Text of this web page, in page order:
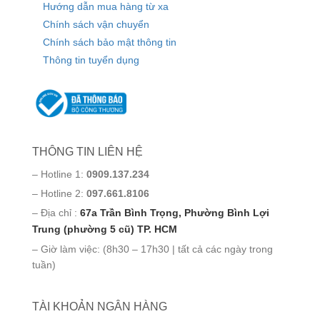
Hướng dẫn mua hàng từ xa
Chính sách vận chuyển
Chính sách bảo mật thông tin
Thông tin tuyển dụng
THÔNG TIN LIÊN HỆ
– Hotline 1: 0909.137.234
– Hotline 2: 097.661.8106
– Địa chỉ : 67a Trần Bình Trọng, Phường Bình Lợi
Trung (phường 5 cũ) TP. HCM
– Giờ làm việc: (8h30 – 17h30 | tất cả các ngày trong
tuần)
TÀI KHOẢN NGÂN HÀNG